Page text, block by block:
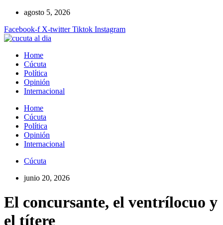
contenido
agosto 5, 2026
Facebook-f X-twitter Tiktok Instagram
Home
Cúcuta
Política
Opinión
Internacional
Home
Cúcuta
Política
Opinión
Internacional
Cúcuta
junio 20, 2026
El concursante, el ventrílocuo y
el títere